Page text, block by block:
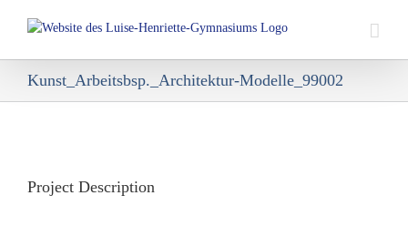
Kunst_Arbeitsbsp._Architektur-Modelle_99002
Project Description